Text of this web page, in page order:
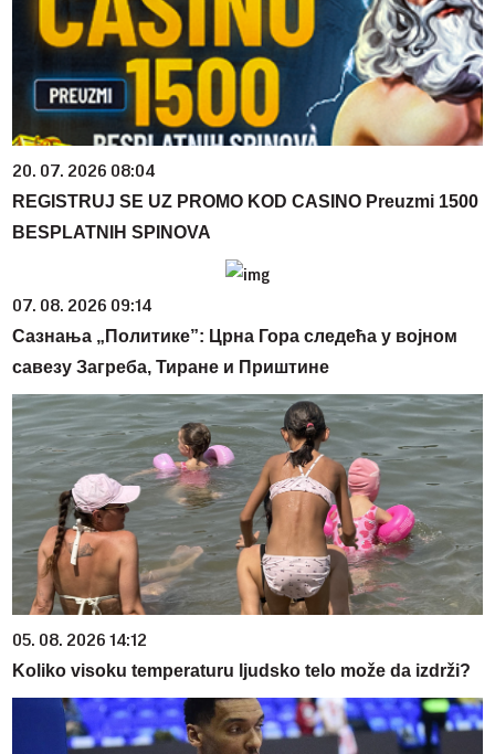
20. 07. 2026 08:04
REGISTRUJ SE UZ PROMO KOD CASINO Preuzmi 1500
BESPLATNIH SPINOVA
07. 08. 2026 09:14
Сазнања „Политике”: Црна Гора следећа у војном
савезу Загреба, Тиране и Приштине
05. 08. 2026 14:12
Koliko visoku temperaturu ljudsko telo može da izdrži?